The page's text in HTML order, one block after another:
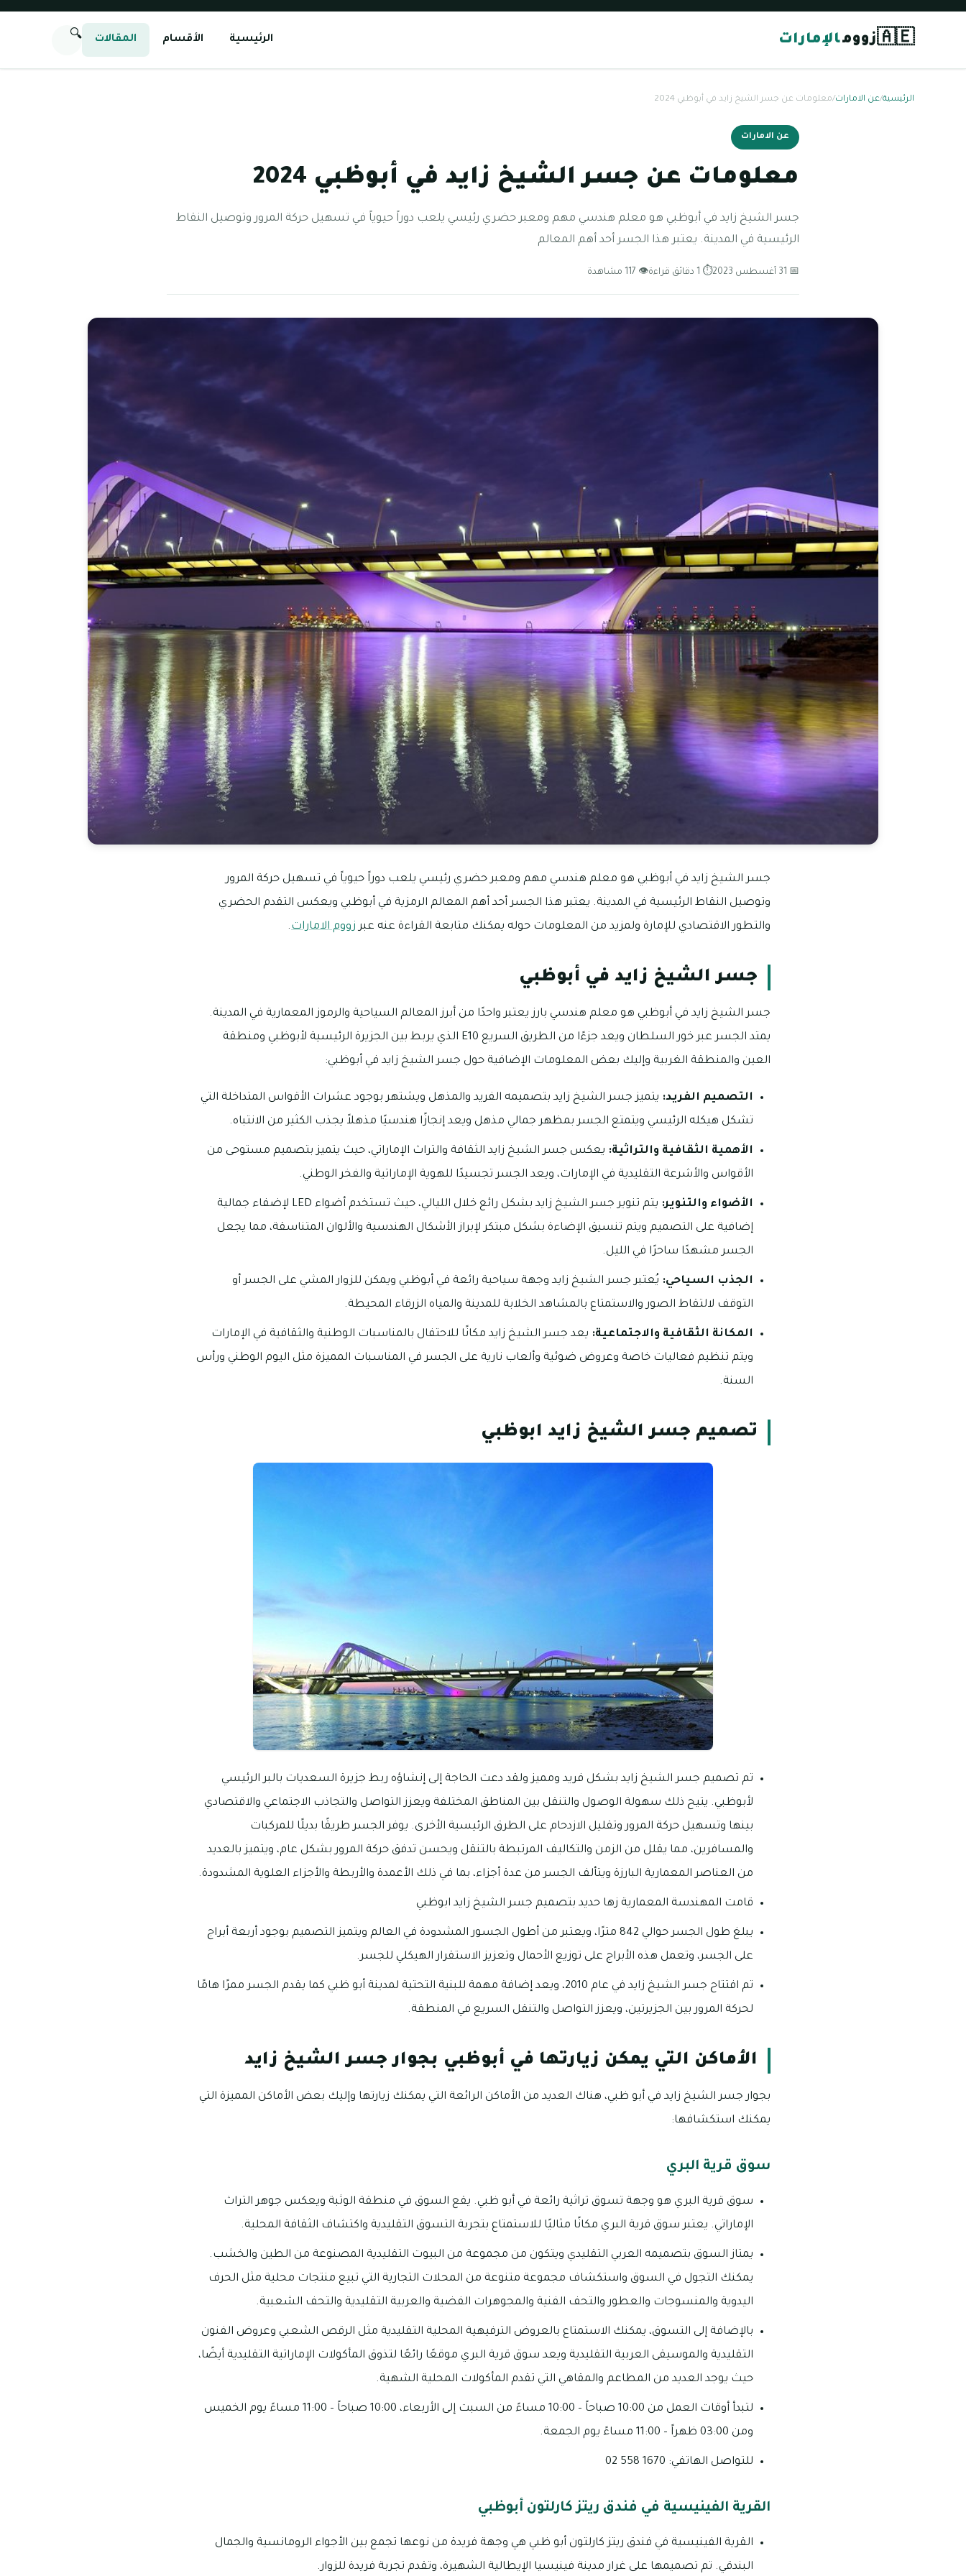
🇦🇪زوومالإمارات الرئيسية الأقسام المقالات 🔍
الرئيسية/عن الامارات/معلومات عن جسر الشيخ زايد في أبوظبي 2024
عن الامارات
معلومات عن جسر الشيخ زايد في أبوظبي 2024
جسر الشيخ زايد في أبوظبي هو معلم هندسي مهم ومعبر حضري رئيسي يلعب دوراً حيوياً في تسهيل حركة المرور وتوصيل النقاط
الرئيسية في المدينة. يعتبر هذا الجسر أحد أهم المعالم
📅 31 أغسطس 2023 ⏱ 1 دقائق قراءة 👁 117 مشاهدة
جسر الشيخ زايد في أبوظبي هو معلم هندسي مهم ومعبر حضري رئيسي يلعب دوراً حيوياً في تسهيل حركة المرور
وتوصيل النقاط الرئيسية في المدينة. يعتبر هذا الجسر أحد أهم المعالم الرمزية في أبوظبي ويعكس التقدم الحضري
والتطور الاقتصادي للإمارة ولمزيد من المعلومات حوله يمكنك متابعة القراءة عنه عبر زووم الامارات.
جسر الشيخ زايد في أبوظبي
جسر الشيخ زايد في أبوظبي هو معلم هندسي بارز يعتبر واحدًا من أبرز المعالم السياحية والرموز المعمارية في المدينة.
يمتد الجسر عبر خور السلطان ويعد جزءًا من الطريق السريع E10 الذي يربط بين الجزيرة الرئيسية لأبوظبي ومنطقة
العين والمنطقة الغربية وإليك بعض المعلومات الإضافية حول جسر الشيخ زايد في أبوظبي:
التصميم الفريد: يتميز جسر الشيخ زايد بتصميمه الفريد والمذهل ويشتهر بوجود عشرات الأقواس المتداخلة التي
تشكل هيكله الرئيسي ويتمتع الجسر بمظهر جمالي مذهل ويعد إنجازًا هندسيًا مذهلاً يجذب الكثير من الانتباه.
الأهمية الثقافية والتراثية: يعكس جسر الشيخ زايد الثقافة والتراث الإماراتي، حيث يتميز بتصميم مستوحى من
الأقواس والأشرعة التقليدية في الإمارات، ويعد الجسر تجسيدًا للهوية الإماراتية والفخر الوطني.
الأضواء والتنوير:
يتم تنوير جسر الشيخ زايد بشكل رائع خلال الليالي، حيث تستخدم أضواء LED لإضفاء جمالية
إضافية على التصميم ويتم تنسيق الإضاءة بشكل مبتكر لإبراز الأشكال الهندسية والألوان المتناسقة، مما يجعل
الجسر مشهدًا ساحرًا في الليل.
الجذب السياحي: يُعتبر جسر الشيخ زايد وجهة سياحية رائعة في أبوظبي ويمكن للزوار المشي على الجسر أو
التوقف لالتقاط الصور والاستمتاع بالمشاهد الخلابة للمدينة والمياه الزرقاء المحيطة.
المكانة الثقافية والاجتماعية: يعد جسر الشيخ زايد مكانًا للاحتفال بالمناسبات الوطنية والثقافية في الإمارات
ويتم تنظيم فعاليات خاصة وعروض ضوئية وألعاب نارية على الجسر في المناسبات المميزة مثل اليوم الوطني ورأس
السنة.
تصميم جسر الشيخ زايد ابوظبي
تم تصميم جسر الشيخ زايد بشكل فريد ومميز ولقد دعت الحاجة إلى إنشاؤه ربط جزيرة السعديات بالبر الرئيسي
لأبوظبي. يتيح ذلك سهولة الوصول والتنقل بين المناطق المختلفة ويعزز التواصل والتجاذب الاجتماعي والاقتصادي
بينها وتسهيل حركة المرور وتقليل الازدحام على الطرق الرئيسية الأخرى. يوفر الجسر طريقًا بديلًا للمركبات
والمسافرين، مما يقلل من الزمن والتكاليف المرتبطة بالتنقل ويحسن تدفق حركة المرور بشكل عام، ويتميز بالعديد
من العناصر المعمارية البارزة ويتألف الجسر من عدة أجزاء، بما في ذلك الأعمدة والأربطة والأجزاء العلوية المشدودة.
قامت المهندسة المعمارية زها حديد بتصميم جسر الشيخ زايد ابوظبي
يبلغ طول الجسر حوالي 842 مترًا، ويعتبر من أطول الجسور المشدودة في العالم ويتميز التصميم بوجود أربعة أبراج
على الجسر، وتعمل هذه الأبراج على توزيع الأحمال وتعزيز الاستقرار الهيكلي للجسر.
تم افتتاح جسر الشيخ زايد في عام 2010، ويعد إضافة مهمة للبنية التحتية لمدينة أبو ظبي كما يقدم الجسر ممرًا هامًا
لحركة المرور بين الجزيرتين، ويعزز التواصل والتنقل السريع في المنطقة.
الأماكن التي يمكن زيارتها في أبوظبي بجوار جسر الشيخ زايد
بجوار جسر الشيخ زايد في أبو ظبي، هناك العديد من الأماكن الرائعة التي يمكنك زيارتها وإليك بعض الأماكن المميزة التي
يمكنك استكشافها:
سوق قرية البري
سوق قرية البري هو وجهة تسوق تراثية رائعة في أبو ظبي. يقع السوق في منطقة الوثبة ويعكس جوهر التراث
الإماراتي. يعتبر سوق قرية البري مكانًا مثاليًا للاستمتاع بتجربة التسوق التقليدية واكتشاف الثقافة المحلية.
يمتاز السوق بتصميمه العربي التقليدي ويتكون من مجموعة من البيوت التقليدية المصنوعة من الطين والخشب.
يمكنك التجول في السوق واستكشاف مجموعة متنوعة من المحلات التجارية التي تبيع منتجات محلية مثل الحرف
اليدوية والمنسوجات والعطور والتحف الفنية والمجوهرات الفضية والعربية التقليدية والتحف الشعبية.
بالإضافة إلى التسوق، يمكنك الاستمتاع بالعروض الترفيهية المحلية التقليدية مثل الرقص الشعبي وعروض الفنون
التقليدية والموسيقى العربية التقليدية ويعد سوق قرية البري موقعًا رائعًا لتذوق المأكولات الإماراتية التقليدية أيضًا،
حيث يوجد العديد من المطاعم والمقاهي التي تقدم المأكولات المحلية الشهية.
لتبدأ أوقات العمل من 10:00 صباحاً – 10:00 مساءً من السبت إلى الأربعاء، 10:00 صباحاً – 11:00 مساءً يوم الخميس
ومن 03:00 ظهراً – 11:00 مساءً يوم الجمعة.
للتواصل الهاتفي: 1670 558 02
القرية الفينيسية في فندق ريتز كارلتون أبوظبي
القرية الفينيسية في فندق ريتز كارلتون أبو ظبي هي وجهة فريدة من نوعها تجمع بين الأجواء الرومانسية والجمال
البندقي. تم تصميمها على غرار مدينة فينيسيا الإيطالية الشهيرة، وتقدم تجربة فريدة للزوار.